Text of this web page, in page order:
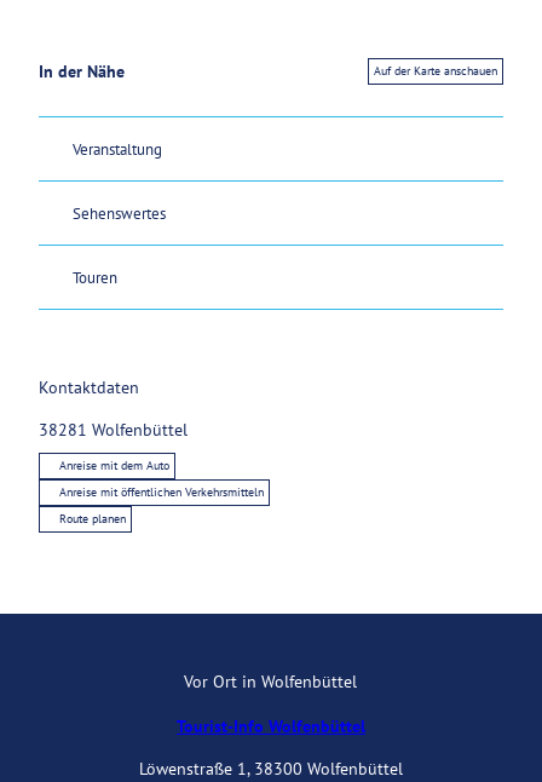
In der Nähe Auf der Karte anschauen
Veranstaltung
Sehenswertes
Touren
Kontaktdaten
38281 Wolfenbüttel
Anreise mit dem Auto
Anreise mit öffentlichen Verkehrsmitteln
Route planen
Vor Ort in Wolfenbüttel
Tourist-Info Wolfenbüttel
Löwenstraße 1, 38300 Wolfenbüttel